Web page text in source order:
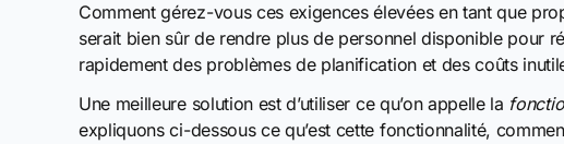
Comment gérez-vous ces exigences élevées en tant que
serait bien sûr de rendre plus de personnel disponible pour
rapidement des problèmes de planification et des coûts
Une meilleure solution est d’utiliser ce qu’on appelle la
expliquons ci-dessous ce qu’est cette fonctionnalité,